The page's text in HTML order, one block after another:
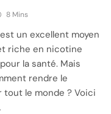
8 Mins
un excellent moyen
riche en nicotine
la santé. Mais
rendre le
tout le monde ? Voici